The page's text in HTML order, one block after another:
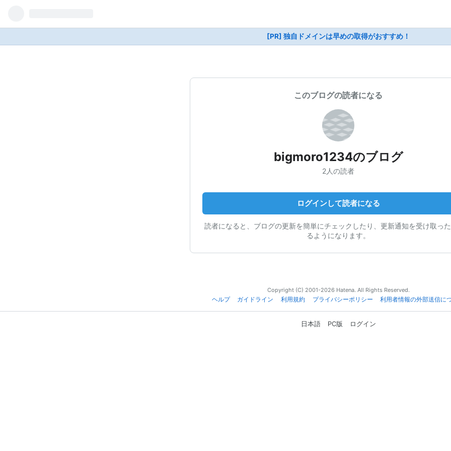
[PR] 独自ドメインは早めの取得がおすすめ！
このブログの読者になる
bigmoro1234のブログ
2人の読者
ログインして読者になる
読者になると、ブログの更新を簡単にチェックしたり、更新通知を受け取っ
るようになります。
Copyright (C) 2001-2026 Hatena. All Rights Reserved.
ヘルプ
ガイドライン 利用規約 プライバシーポリシー 利用者情報の外部送信に
日本語 PC版 ログイン